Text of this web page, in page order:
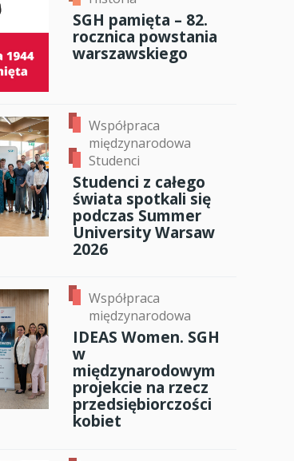
SGH pamięta – 82.
rocznica powstania
warszawskiego
Współpraca
międzynarodowa
Studenci
Studenci z całego
świata spotkali się
podczas Summer
University Warsaw
2026
Współpraca
międzynarodowa
IDEAS Women. SGH
w
międzynarodowym
projekcie na rzecz
przedsiębiorczości
kobiet